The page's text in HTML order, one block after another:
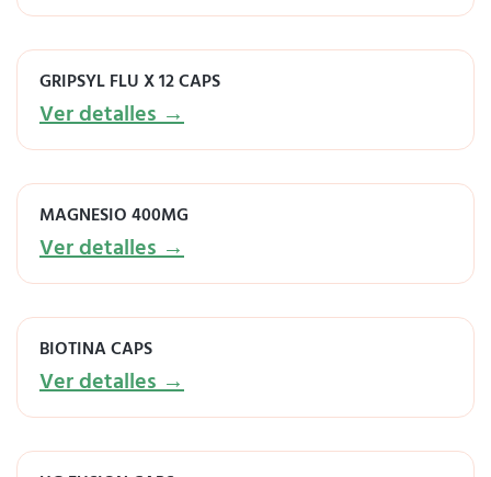
GRIPSYL FLU X 12 CAPS
Ver detalles →
MAGNESIO 400MG
Ver detalles →
BIOTINA CAPS
Ver detalles →